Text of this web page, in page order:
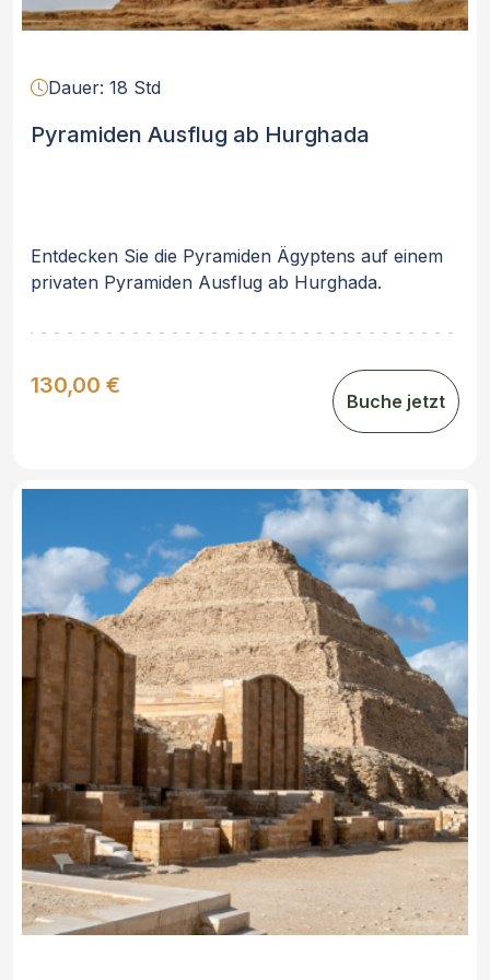
Dauer: 18 Std
Pyramiden Ausflug ab Hurghada
Entdecken Sie die Pyramiden Ägyptens auf einem
privaten Pyramiden Ausflug ab Hurghada.
von der StufenPyramide von Djoser in Sakkara zu
Dahschur bis zu den Pyramiden von Gizeh
130,00 €
Buche jetzt